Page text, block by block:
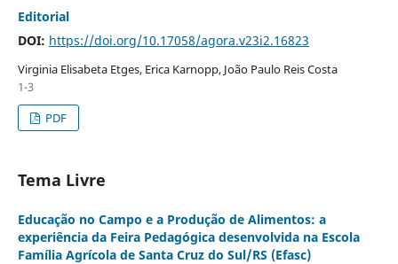
Editorial
DOI: https://doi.org/10.17058/agora.v23i2.16823
Virginia Elisabeta Etges, Erica Karnopp, João Paulo Reis Costa
1-3
PDF
Tema Livre
Educação no Campo e a Produção de Alimentos: a
experiência da Feira Pedagógica desenvolvida na Escola
Família Agrícola de Santa Cruz do Sul/RS (Efasc)